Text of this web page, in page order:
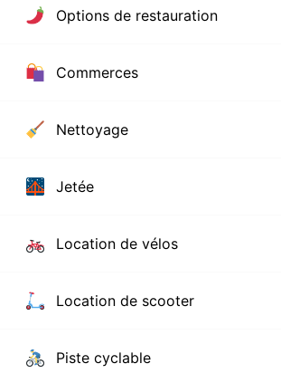
Options de restauration
Commerces
Nettoyage
Jetée
Location de vélos
Location de scooter
Piste cyclable